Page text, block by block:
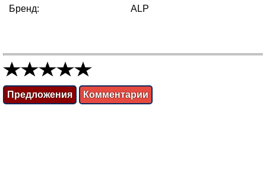
Бренд:
ALP
Предложения Комментарии